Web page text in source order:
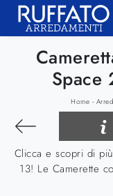
Space
Home -
Clicca e scopri di
13! Le Camerette